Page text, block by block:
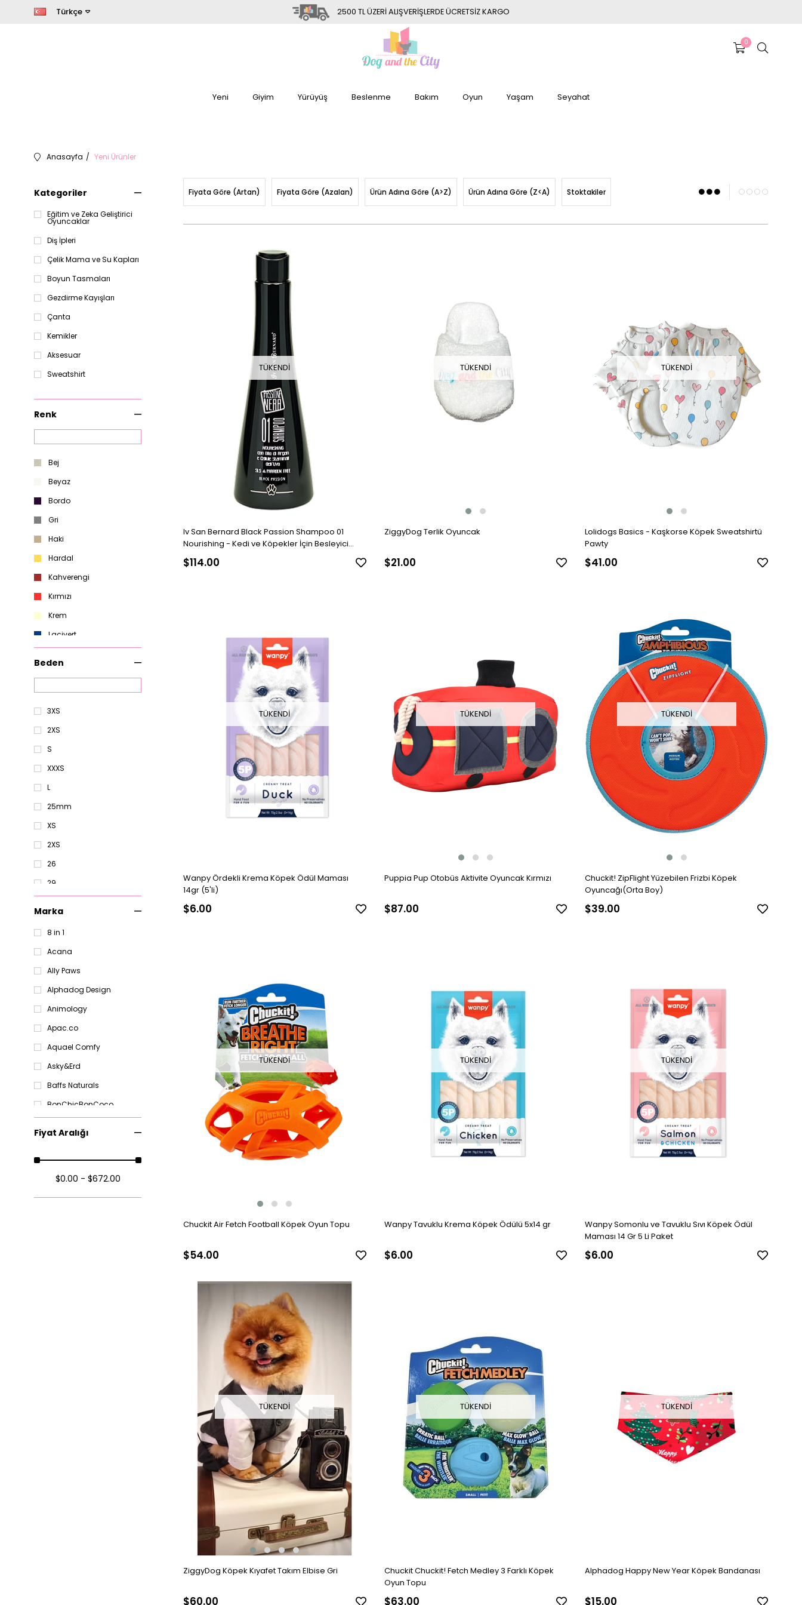
2500 TL ÜZERİ ALIŞVERİŞLERDE ÜCRETSİZ KARGO
Türkçe
0
Yeni Giyim Yürüyüş Beslenme Bakım Oyun Yaşam Seyahat
Anasayfa Yeni Ürünler
Kategoriler
Eğitim ve Zeka Geliştirici
Oyuncaklar
Diş İpleri
Çelik Mama ve Su Kapları
Boyun Tasmaları
Gezdirme Kayışları
Çanta
Kemikler
Aksesuar
Sweatshirt
Oyuncaklar
Yavru Köpek Mamaları
Otomatik Tasmalar
Toplar
Tahılsız Köpek Mamaları
Renk
Bej
Beyaz
Bordo
Gri
Haki
Hardal
Kahverengi
Kırmızı
Krem
Lacivert
Mint Yeşil
Mor
Pembe
Beden
3XS
2XS
S
XXXS
L
25mm
XS
2XS
26
29
Marka
8 in 1
Acana
Ally Paws
Alphadog Design
Animology
Apac.co
Aquael Comfy
Asky&Erd
Baffs Naturals
BonChicBonCoco
Chuckit!
Curli
Dog And The City
Fiyat Aralığı
$0.00 - $672.00
Fiyata Göre (Artan) Fiyata Göre (Azalan) Ürün Adına Göre (A>Z) Ürün Adına Göre (Z<A) Stoktakiler
TÜKENDI
Iv San Bernard Black Passion Shampoo 01
Nourishing - Kedi ve Köpekler İçin Besleyici
Şampuan
$114.00
TÜKENDI
ZiggyDog Terlik Oyuncak
$21.00
TÜKENDI
Lolidogs Basics - Kaşkorse Köpek Sweatshirtü
Pawty
$41.00
TÜKENDI
Wanpy Ördekli Krema Köpek Ödül Maması
14gr (5'li)
$6.00
TÜKENDI
Puppia Pup Otobüs Aktivite Oyuncak Kırmızı
$87.00
TÜKENDI
Chuckit! ZipFlight Yüzebilen Frizbi Köpek
Oyuncağı(Orta Boy)
$39.00
TÜKENDI
Chuckit Air Fetch Football Köpek Oyun Topu
$54.00
TÜKENDI
Wanpy Tavuklu Krema Köpek Ödülü 5x14 gr
$6.00
TÜKENDI
Wanpy Somonlu ve Tavuklu Sıvı Köpek Ödül
Maması 14 Gr 5 Li Paket
$6.00
TÜKENDI
ZiggyDog Köpek Kıyafet Takım Elbise Gri
$60.00
TÜKENDI
Chuckit Chuckit! Fetch Medley 3 Farklı Köpek
Oyun Topu
$63.00
TÜKENDI
Alphadog Happy New Year Köpek Bandanası
$15.00